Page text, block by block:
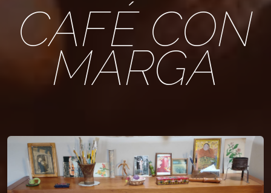
CAFÉ CON
MARGA